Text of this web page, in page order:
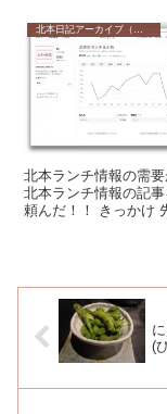
北本ランチ情報の需
北本ランチ情報の記
頼んだ！！ きっかけ
(